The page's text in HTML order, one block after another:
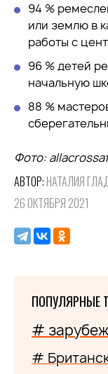
94 %
или землю в
работы с
96 % детей
начальную
88 %
Фото:
АВТОР: НАТАЛИЯ
26 ОКТЯБРЯ 2021
ПОПУЛЯРНЫЕ
#
#